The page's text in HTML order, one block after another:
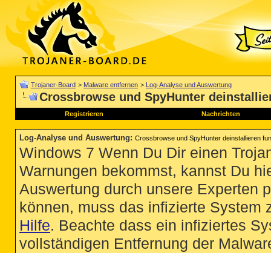
Trojaner-Board > Malware entfernen > Log-Analyse und Auswertung
Crossbrowse und SpyHunter
Registrieren Nachrichten
Log-Analyse und Auswertung: Crossbrowse und SpyHunter deinstallieren
Windows 7 Wenn Du Dir einen
Warnungen bekommst, kannst Du
Auswertung durch unsere Experten
können, muss das infizierte System
Hilfe. Beachte dass ein infiziertes
vollständigen Entfernung der